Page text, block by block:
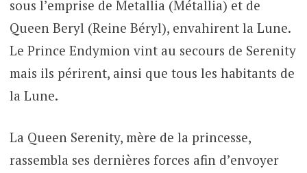
sous l’emprise de Metallia (Métallia) et de
Queen Beryl (Reine Béryl), envahirent la Lune.
Le Prince Endymion vint au secours de Serenity
mais ils périrent, ainsi que tous les habitants de
la Lune.
La Queen Serenity, mère de la princesse,
rassembla ses dernières forces afin d’envoyer